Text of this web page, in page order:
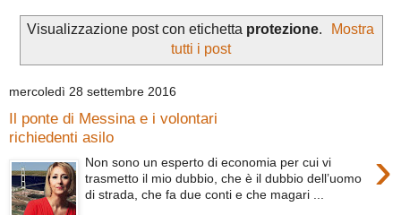
Visualizzazione post con etichetta protezione.
Mostra
tutti i post
mercoledì 28 settembre 2016
Il ponte di Messina e i volontari
richiedenti asilo
›
Non sono un esperto di economia per cui vi
trasmetto il mio dubbio, che è il dubbio dell’uomo
di strada, che fa due conti e che magari ...